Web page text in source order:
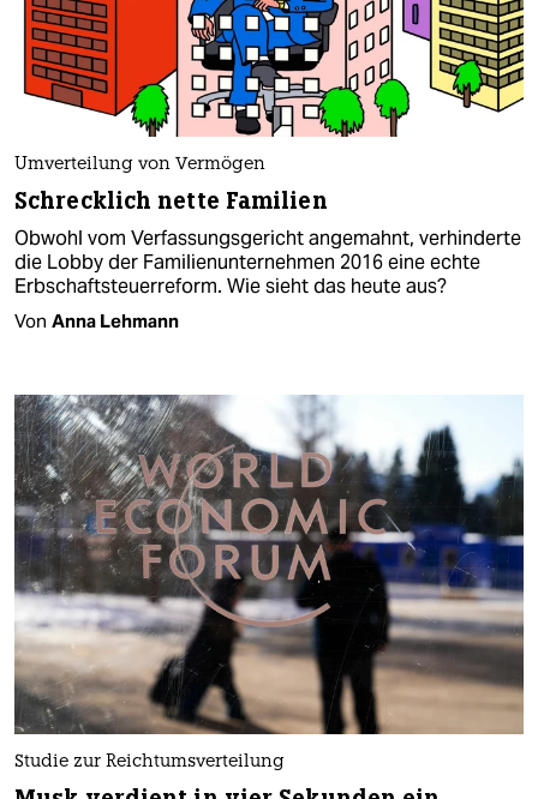
Umverteilung von Vermögen
Schrecklich nette Familien
Obwohl vom Verfassungsgericht angemahnt, verhinderte
die Lobby der Familienunternehmen 2016 eine echte
Erbschaftsteuerreform. Wie sieht das heute aus?
Von Anna Lehmann
Studie zur Reichtumsverteilung